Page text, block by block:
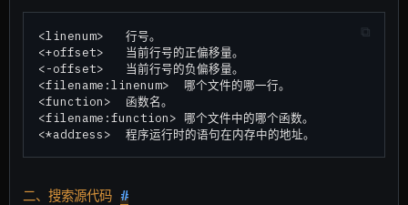
<linenum>   行号。
<+offset>   当前行号的正偏移量。
<-offset>   当前行号的负偏移量。
<filename:linenum>  哪个文件的哪一行。
<function>  函数名。
<filename:function> 哪个文件中的哪个函数。
二、搜索源代码 #